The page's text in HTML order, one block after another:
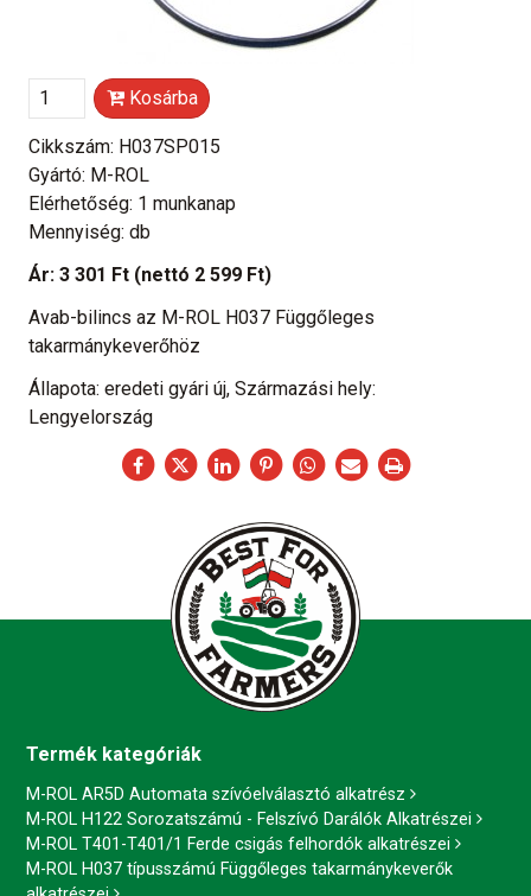
Kosárba
Cikkszám: H037SP015
Gyártó: M-ROL
Elérhetőség: 1 munkanap
Mennyiség: db
Ár: 3 301 Ft (nettó 2 599 Ft)
Avab-bilincs az M-ROL H037 Függőleges
takarmánykeverőhöz
Állapota: eredeti gyári új, Származási hely:
Lengyelország
Termék kategóriák
M-ROL AR5D Automata szívóelválasztó alkatrész
M-ROL H122 Sorozatszámú - Felszívó Darálók Alkatrészei
M-ROL T401-T401/1 Ferde csigás felhordók alkatrészei
M-ROL H037 típusszámú Függőleges takarmánykeverők